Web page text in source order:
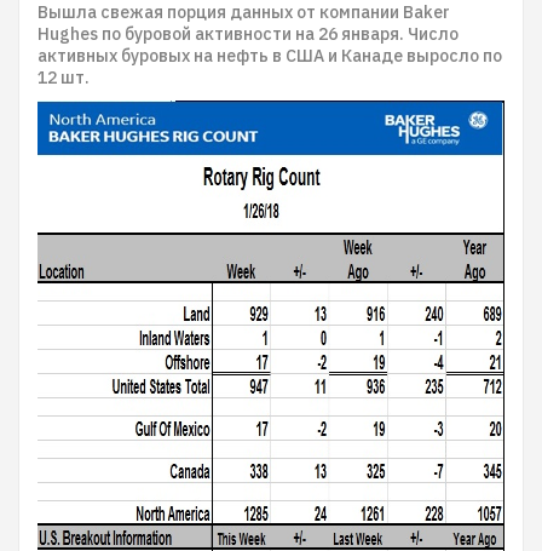
Вышла свежая порция данных от компании Baker
Hughes по буровой активности на 26 января. Число
активных буровых на нефть в США и Канаде выросло по
12 шт.